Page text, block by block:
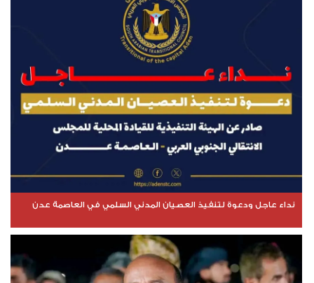
نداء عاجل ودعوة لتنفيذ العصيان المدني السلمي في العاصمة عدن